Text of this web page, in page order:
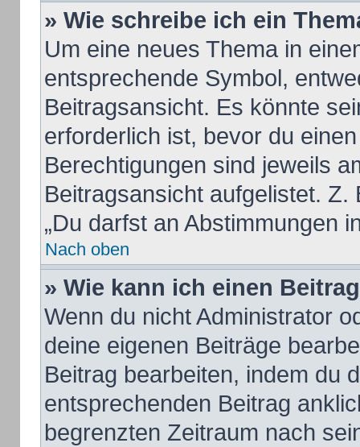
» Wie schreibe ich ein
Um eine neues Thema in
entsprechende Symbol,
Beitragsansicht. Es könnte
erforderlich ist, bevor du
Berechtigungen sind jeweils
Beitragsansicht aufgelistet. Z.
„Du darfst an Abstimmungen
Nach oben
» Wie kann ich einen
Wenn du nicht Administrator
deine eigenen Beiträge
Beitrag bearbeiten, indem du
entsprechenden Beitrag
begrenzten Zeitraum nach